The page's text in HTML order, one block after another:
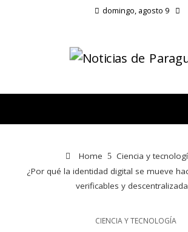
domingo, agosto 9
Home
Ciencia y
¿Por qué la identidad digital se mueve
verificables y
CIENCIA Y TECNOLOGÍA